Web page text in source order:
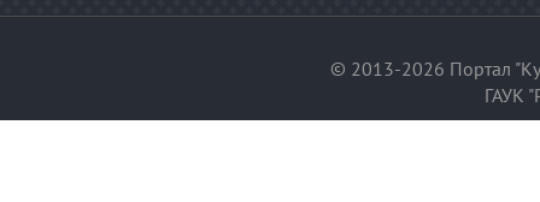
© 2013-2026 Портал
ГАУК